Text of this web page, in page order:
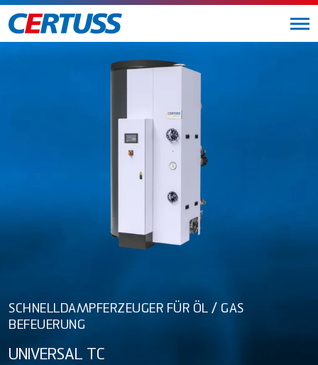
SCHNELLDAMPFERZEUGER FÜR ÖL / GAS
BEFEUERUNG
UNIVERSAL TC